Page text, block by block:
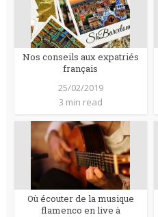
Nos conseils aux expatriés
français
25/02/2019
3 min read
Où écouter de la musique
flamenco en live à